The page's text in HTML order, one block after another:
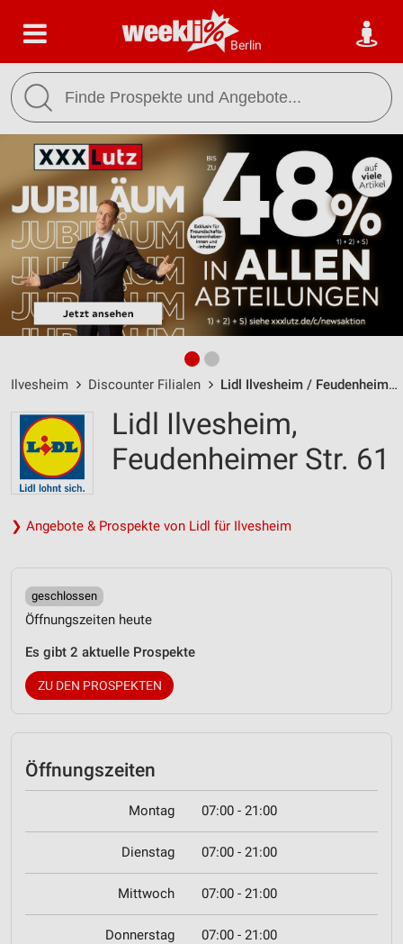
Berlin
Ilvesheim Discounter Filialen Lidl Ilvesheim / Feudenheimer Str. 61 - Öffnungszeiten & Adresse
Lidl Ilvesheim,
Feudenheimer Str. 61
❯ Angebote & Prospekte von Lidl für Ilvesheim
geschlossen
Öffnungszeiten heute
Es gibt 2 aktuelle Prospekte
ZU DEN PROSPEKTEN
Öffnungszeiten
Montag 07:00 - 21:00
Dienstag 07:00 - 21:00
Mittwoch 07:00 - 21:00
Donnerstag 07:00 - 21:00